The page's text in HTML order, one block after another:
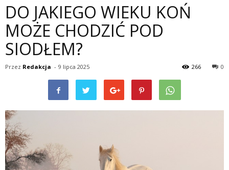
DO JAKIEGO WIEKU KOŃ
MOŻE CHODZIĆ POD
SIODŁEM?
Przez Redakcja - 9 lipca 2025 0
266